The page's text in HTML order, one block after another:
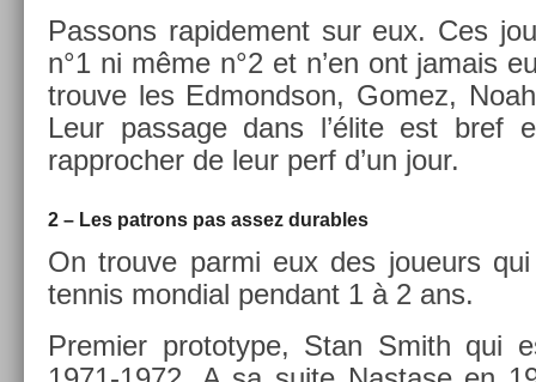
Pas­sons rapide­ment sur eux. Ces
n°1 ni même n°2 et n’en ont jamais
trouve les Ed­mondson, Gomez,
Leur pas­sage dans l’élite est bref
rapproch­er de leur perf d’un jour.
2 – Les pat­rons pas assez dur­ables
On trouve parmi eux des joueurs
ten­nis mon­di­al pen­dant 1 à 2 ans.
Pre­mi­er pro­totype, Stan Smith qui